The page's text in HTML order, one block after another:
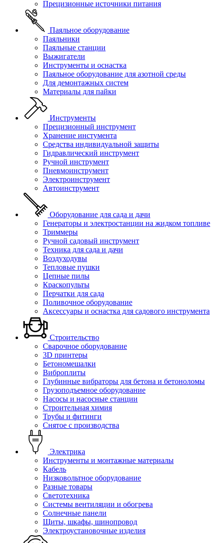
Прецизионные источники питания
Паяльное оборудование
Паяльники
Паяльные станции
Выжигатели
Инструменты и оснастка
Паяльное оборудование для азотной среды
Для демонтажных систем
Материалы для пайки
Инструменты
Прецизионный инструмент
Хранение инстумента
Средства индивидуальной защиты
Гидравлический инструмент
Ручной инструмент
Пневмоинструмент
Электроинструмент
Автоинструмент
Оборудование для сада и дачи
Генераторы и электростанции на жидком топливе
Триммеры
Ручной садовый инструмент
Техника для сада и дачи
Воздуходувы
Тепловые пушки
Цепные пилы
Краскопульты
Перчатки для сада
Поливочное оборудование
Аксессуары и оснастка для садового инструмента
Строительство
Сварочное оборудование
3D принтеры
Бетономешалки
Виброплиты
Глубинные вибраторы для бетона и бетоноломы
Грузоподъемное оборудование
Насосы и насосные станции
Строительная химия
Трубы и фитинги
Снятое с производства
Электрика
Инструменты и монтажные материалы
Кабель
Низковольтное оборудование
Разные товары
Светотехника
Системы вентиляции и обогрева
Солнечные панели
Щиты, шкафы, шинопровод
Электроустановочные изделия